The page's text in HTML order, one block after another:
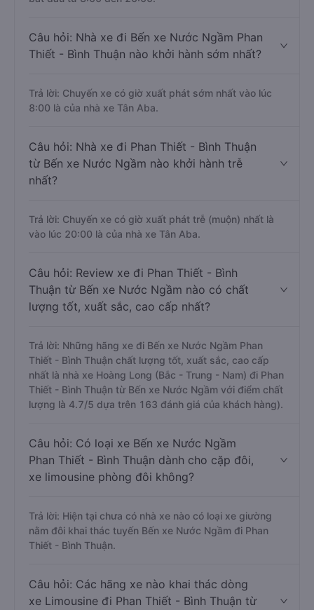
Câu hỏi: Nhà xe đi Bến xe Nước Ngầm Phan
Thiết - Bình Thuận nào khởi hành sớm nhất?
Trả lời: Chuyến xe có giờ xuất phát sớm nhất vào lúc
8:00 là của nhà xe Tân Aba.
Câu hỏi: Nhà xe đi Phan Thiết - Bình Thuận
từ Bến xe Nước Ngầm nào khởi hành trễ
nhất?
Trả lời: Chuyến xe có giờ xuất phát trễ (muộn) nhất là
vào lúc 20:00 là của nhà xe Tân Aba.
Câu hỏi: Review xe đi Phan Thiết - Bình
Thuận từ Bến xe Nước Ngầm nào có chất
lượng tốt, xuất sắc, cao cấp nhất?
Trả lời: Những hãng xe đi Bến xe Nước Ngầm Phan
Thiết - Bình Thuận chất lượng tốt, xuất sắc, cao cấp
nhất là nhà xe Hoàng Long (Bắc - Trung - Nam) đi Phan
Thiết - Bình Thuận từ Bến xe Nước Ngầm với điểm chất
lượng là 4.7/5 dựa trên 163 đánh giá của khách hàng).
Câu hỏi: Có loại xe Bến xe Nước Ngầm
Phan Thiết - Bình Thuận dành cho cặp đôi,
xe limousine phòng đôi không?
Trả lời: Hiện tại chưa có nhà xe nào có loại xe giường
nằm đôi khai thác tuyến Bến xe Nước Ngầm đi Phan
Thiết - Bình Thuận.
Câu hỏi: Các hãng xe nào khai thác dòng
xe Limousine đi Phan Thiết - Bình Thuận từ